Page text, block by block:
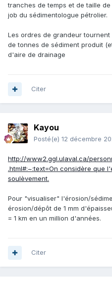
tranches de temps et de taille
job du sédimentologue pétrolier.
Les ordres de grandeur
de tonnes de sédiment produit
d'aire de drainage
Citer
Kayou
Posté(e) 12 décembre
http://www2.ggl.ulaval.ca/
.html#:~:text=On considère que
soulèvement.
Pour "visualiser" l'érosion/
érosion/dépôt de 1 mm
= 1 km en un million d'années.
Citer